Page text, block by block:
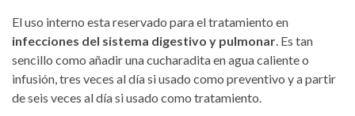
El uso interno esta reservado para el tratamiento en
infecciones del sistema digestivo y pulmonar . Es tan
sencillo como añadir una cucharadita en agua caliente o
infusión, tres veces al día si usado como preventivo y a partir
de seis veces al día si usado como tratamiento.